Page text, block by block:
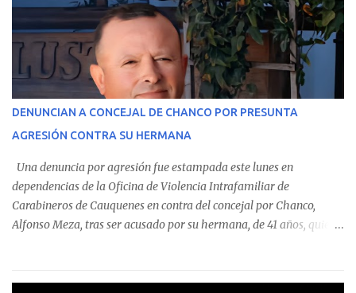
custodian fondos públicos— efectuaron transacciones por un
monto total de $116.075.918 entre enero de 2024 y junio de 2025.
En el detalle regional, se indica que en la comuna de Cauquenes se
identificó a cuatro funcionarios involucrados en este tipo de
operaciones. Asimismo, se precisa que uno de los casos
corresponde a un funcionario de la Municipalidad de Chanco,
detectaron incumplimientos a la normativa vigente. El informe
precisa que la mayor cantidad de dinero apostado se registró en
Talca, donde...
DENUNCIAN A CONCEJAL DE CHANCO POR PRESUNTA
AGRESIÓN CONTRA SU HERMANA
Una denuncia por agresión fue estampada este lunes en
dependencias de la Oficina de Violencia Intrafamiliar de
Carabineros de Cauquenes en contra del concejal por Chanco,
Alfonso Meza, tras ser acusado por su hermana, de 41 años, quien
relató que los hechos ocurrieron cerca de las 11:30 horas en el